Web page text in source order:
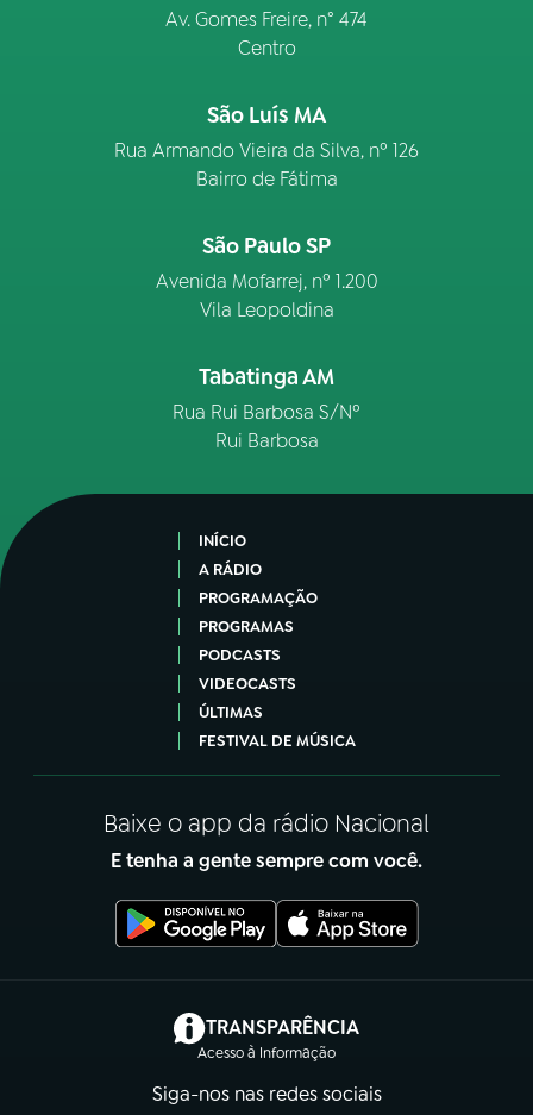
Av. Gomes Freire, n° 474
Centro
São Luís MA
Rua Armando Vieira da Silva, nº 126
Bairro de Fátima
São Paulo SP
Avenida Mofarrej, nº 1.200
Vila Leopoldina
Tabatinga AM
Rua Rui Barbosa S/Nº
Rui Barbosa
INÍCIO
A RÁDIO
PROGRAMAÇÃO
PROGRAMAS
PODCASTS
VIDEOCASTS
ÚLTIMAS
FESTIVAL DE MÚSICA
Baixe o app da rádio Nacional
E tenha a gente sempre com você.
TRANSPARÊNCIA
Acesso à Informação
(abre em nova aba)
Siga-nos nas redes sociais